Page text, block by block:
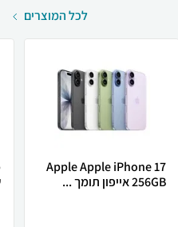
לכל המוצרים
Apple Apple iPhone 17
256GB אייפון תומך ...